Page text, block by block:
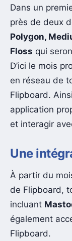
Dans un
près de deux
Polygon,
Floss qui
D’ici le mois
en réseau de
Flipboard.
application
et interagir
Une
À partir du
de Flipboard,
incluant
également
Flipboard.